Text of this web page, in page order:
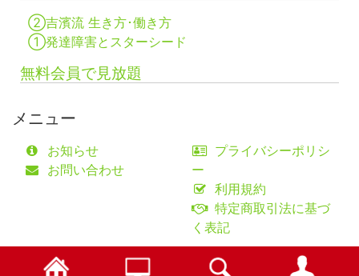
②吉濱流 生き方･働き方
①発達障害とスターシード
無料会員で見放題
メニュー
お知らせ
お問い合わせ
プライバシーポリシ
ー
利用規約
特定商取引法に基づ
く表記
©fifty-one collaborations Co.,Ltd.